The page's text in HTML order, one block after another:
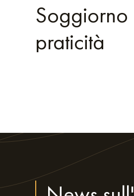
praticità
Le camere e gli
tue esigenze, con servizi
Camere spaziose ed
: ogni